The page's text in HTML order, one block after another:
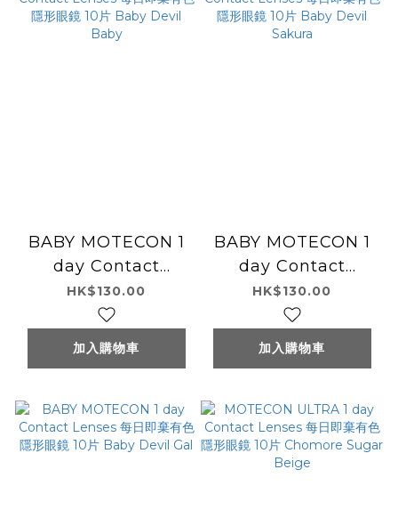
BABY MOTECON 1
day Contact
Lenses 每日即棄有色
隱形眼鏡 10片 Baby
Devil Baby
HK$130.00
加入購物車
BABY MOTECON 1
day Contact
Lenses 每日即棄有色
隱形眼鏡 10片 Baby
Devil Sakura
HK$130.00
加入購物車